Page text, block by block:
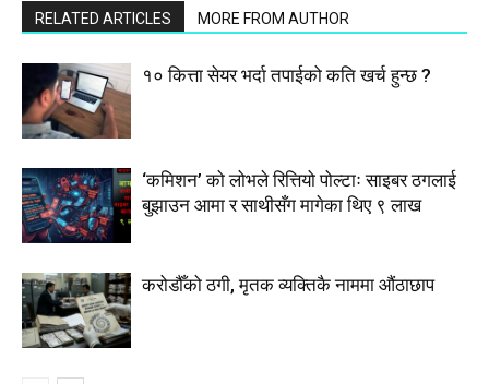
RELATED ARTICLES MORE FROM AUTHOR
१० कित्ता सेयर भर्दा तपाईको कति खर्च हुन्छ ?
‘कमिशन’ को लोभले रित्तियो पोल्टाः साइबर ठगलाई
बुझाउन आमा र साथीसँग मागेका थिए ९ लाख
करोडौँको ठगी, मृतक व्यक्तिकै नाममा औंठाछाप